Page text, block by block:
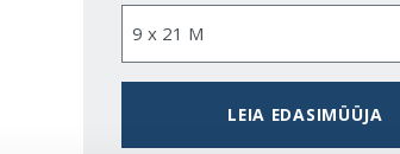
LEIA EDASIMÜÜJA